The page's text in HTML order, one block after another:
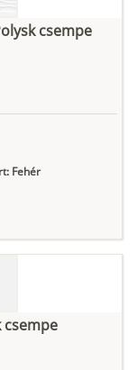
csempe
Fehér
csempe